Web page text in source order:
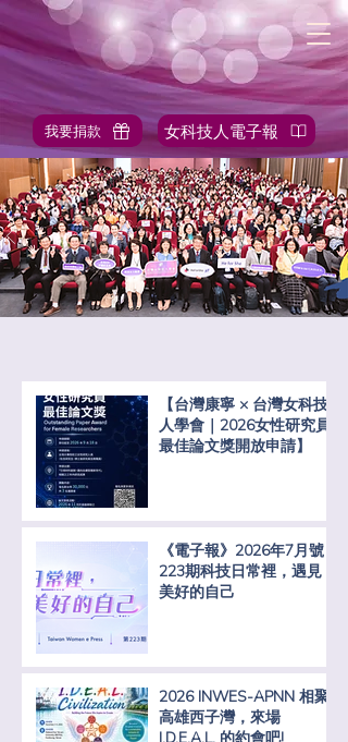
我要捐款 女科技人電子報
✎站內搜尋
【台灣康寧 × 台灣女科技
人學會｜2026女性研究員
最佳論文獎開放申請】
《電子報》2026年7月號 -
223期科技日常裡，遇見
美好的自己
2026 INWES-APNN 相聚
高雄西子灣，來場